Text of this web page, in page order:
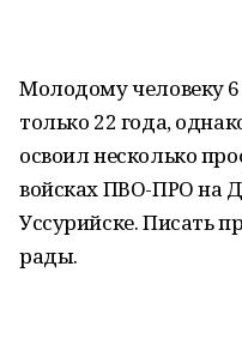
Молодому человеку 6
только 22 года,
освоил несколько
войсках ПВО-ПРО на
Уссурийске. Писать
рады.